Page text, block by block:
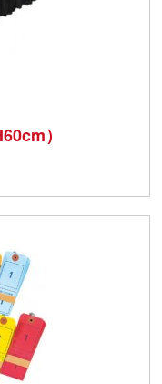
）